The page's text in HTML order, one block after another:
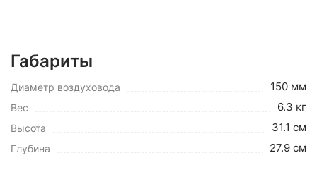
Габариты
Диаметр воздуховода 150 мм
Вес 6.3 кг
Высота 31.1 см
Глубина 27.9 см